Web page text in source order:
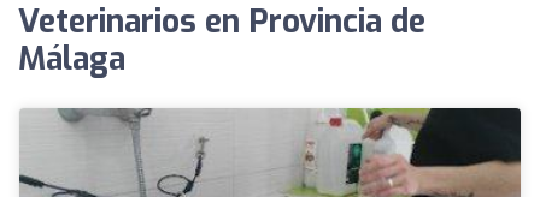
Veterinarios en Provincia de
Málaga